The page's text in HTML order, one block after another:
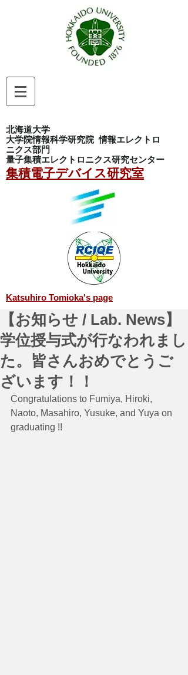
北海道大学
大学院情報科学研究院情報エレクトロ
ニクス部門
量子集積エレクトロニクス研究センター
集積電子デバイス研究室
Katsuhiro Tomioka's page
【お知らせ / Lab. News】
学位授与式が行なわれまし
た。皆さんおめでとうご
ざいます！！
Congratulations to Fumiya, Hiroki,
Naoto, Masahiro, Yusuke, and Yuya on
graduating !!